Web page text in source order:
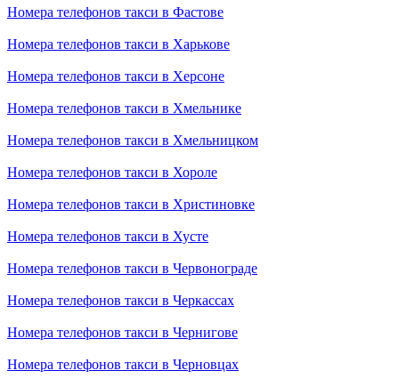
Номера телефонов такси в Фастове
Номера телефонов такси в Харькове
Номера телефонов такси в Херсоне
Номера телефонов такси в Хмельнике
Номера телефонов такси в Хмельницком
Номера телефонов такси в Хороле
Номера телефонов такси в Христиновке
Номера телефонов такси в Хусте
Номера телефонов такси в Червонограде
Номера телефонов такси в Черкассах
Номера телефонов такси в Чернигове
Номера телефонов такси в Черновцах